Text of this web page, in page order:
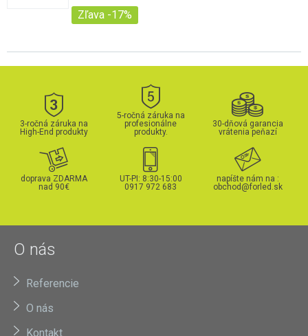
Zľava -17%
3-ročná záruka na
High-End produkty
5-ročná záruka na
profesionálne
produkty.
30-dňová garancia
vrátenia peňazí
doprava ZDARMA
nad 90€
UT-PI: 8:30-15:00
0917 972 683
napíšte nám na :
obchod@forled.sk
O nás
Referencie
O nás
Kontakt